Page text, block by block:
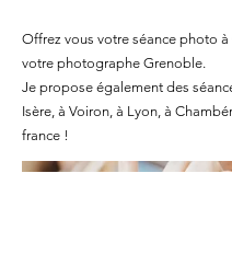
Offrez vous votre séance photo
votre photographe Grenoble.
Je propose également des
Isère, à Voiron, à Lyon, à
france !